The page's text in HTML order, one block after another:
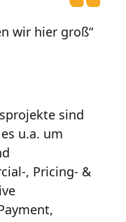
wir hier groß“
sind
u.a. um
, Pricing- &